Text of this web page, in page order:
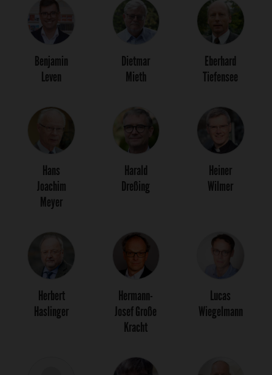
Benjamin
Leven
Dietmar
Mieth
Eberhard
Tiefensee
Hans
Joachim
Meyer
Harald
Dreßing
Heiner
Wilmer
Herbert
Haslinger
Hermann-
Josef Große
Kracht
Lucas
Wiegelmann